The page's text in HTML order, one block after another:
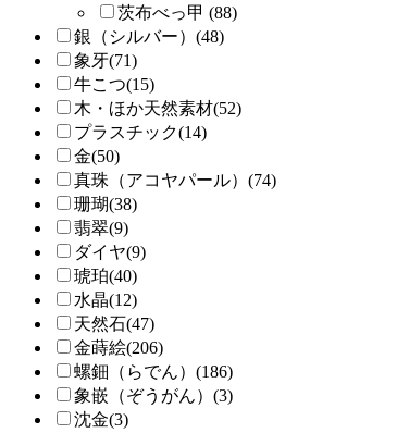
茨布べっ甲 (88)
銀（シルバー）(48)
象牙(71)
牛こつ(15)
木・ほか天然素材(52)
プラスチック(14)
金(50)
真珠（アコヤパール）(74)
珊瑚(38)
翡翠(9)
ダイヤ(9)
琥珀(40)
水晶(12)
天然石(47)
金蒔絵(206)
螺鈿（らでん）(186)
象嵌（ぞうがん）(3)
沈金(3)